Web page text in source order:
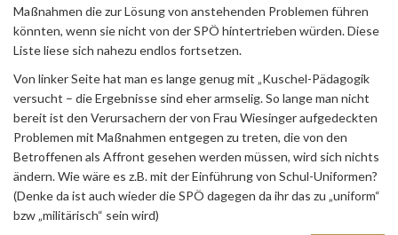
Maßnahmen die zur Lösung von anstehenden Problemen führen
könnten, wenn sie nicht von der SPÖ hintertrieben würden. Diese
Liste liese sich nahezu endlos fortsetzen.
Von linker Seite hat man es lange genug mit „Kuschel-Pädagogik
versucht – die Ergebnisse sind eher armselig. So lange man nicht
bereit ist den Verursachern der von Frau Wiesinger aufgedeckten
Problemen mit Maßnahmen entgegen zu treten, die von den
Betroffenen als Affront gesehen werden müssen, wird sich nichts
ändern. Wie wäre es z.B. mit der Einführung von Schul-Uniformen?
(Denke da ist auch wieder die SPÖ dagegen da ihr das zu „uniform“
bzw „militärisch“ sein wird)